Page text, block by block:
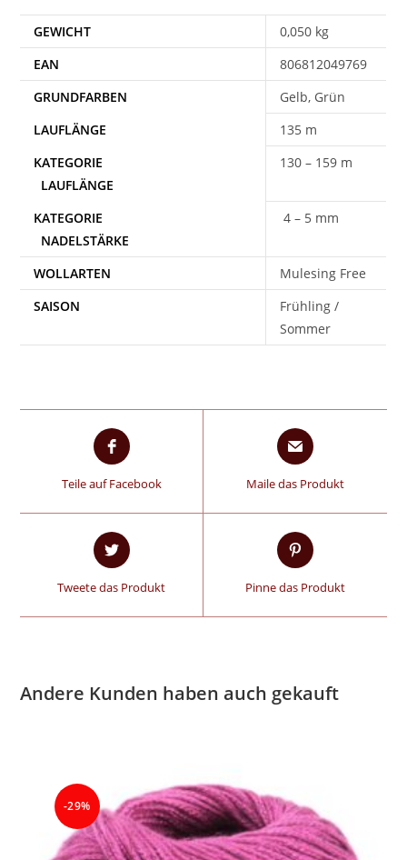
GEWICHT
0,050 kg
EAN
806812049769
Gelb, Grün
135 m
130 – 159 m
4 – 5 mm
WOLLARTEN
Mulesing Free
SAISON
Frühling /
Sommer
Teile auf Facebook Maile das Produkt
Tweete das Produkt Pinne das Produkt
Andere Kunden haben auch gekauft
-29%